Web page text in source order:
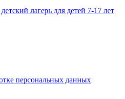
лагерь для детей 7-17 лет
персональных данных